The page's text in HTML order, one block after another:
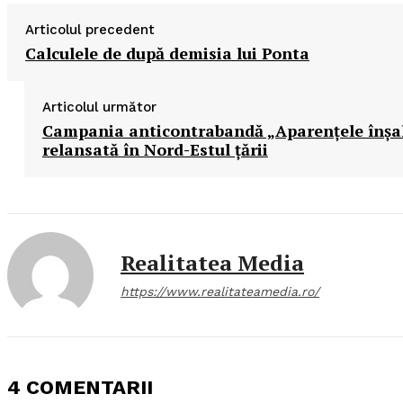
Articolul precedent
Calculele de după demisia lui Ponta
Articolul următor
Campania anticontrabandă „Aparenţele
relansată în Nord-Estul ţării
Realitatea Media
https://www.realitateamedia.ro/
4 COMENTARII